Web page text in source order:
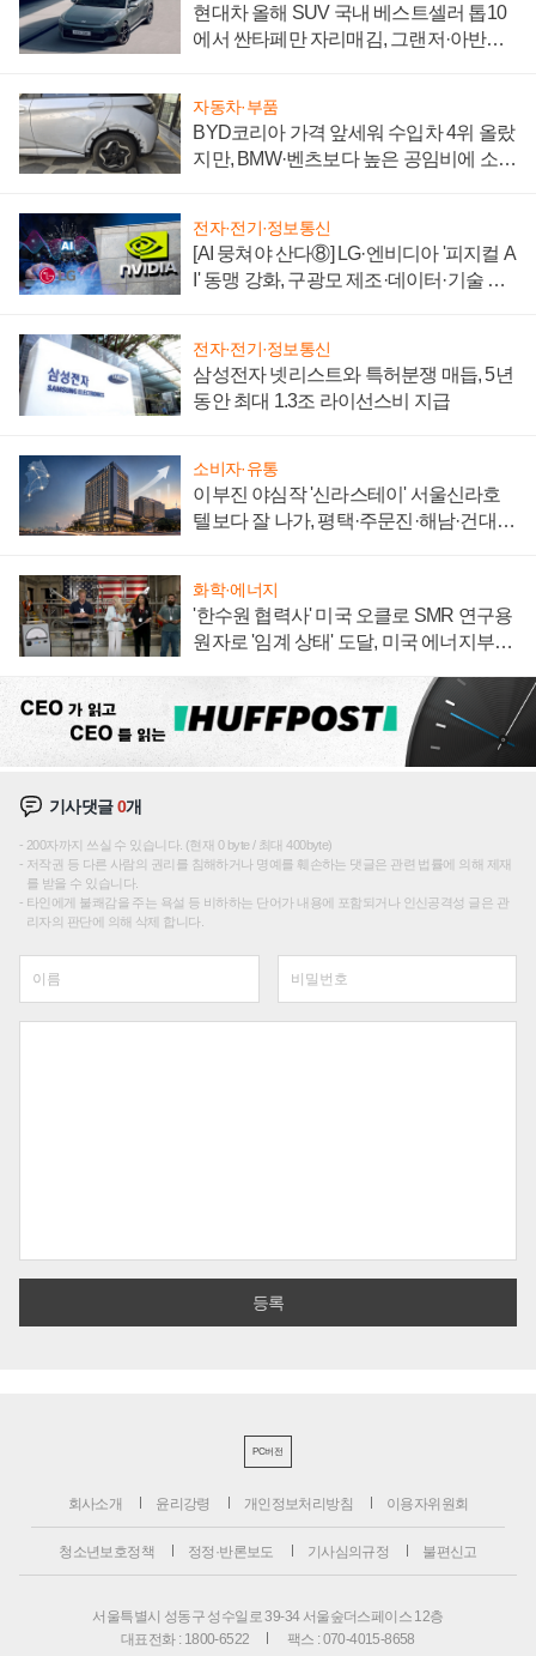
현대차 올해 SUV 국내 베스트셀러 톱10
에서 싼타페만 자리매김, 그랜저·아반떼
자동차·부품
BYD코리아 가격 앞세워 수입차 4위 올랐
지만, BMW·벤츠보다 높은 공임비에 소비
전자·전기·정보통신
[AI 뭉쳐야 산다⑧] LG·엔비디아 '피지컬 A
I' 동맹 강화, 구광모 제조·데이터·기술 결
전자·전기·정보통신
삼성전자 넷리스트와 특허분쟁 매듭, 5년
동안 최대 1.3조 라이선스비 지급
소비자·유통
이부진 야심작 '신라스테이' 서울신라호
텔보다 잘 나가, 평택·주문진·해남·건대로
화학·에너지
'한수원 협력사' 미국 오클로 SMR 연구용
원자로 '임계 상태' 도달, 미국 에너지부
기사댓글0개
200자까지 쓰실 수 있습니다. (현재 0 byte / 최대 400byte)
저작권 등 다른 사람의 권리를 침해하거나 명예를 훼손하는 댓글은 관련 법률에 의해 제재
를 받을 수 있습니다.
타인에게 불쾌감을 주는 욕설 등 비하하는 단어가 내용에 포함되거나 인신공격성 글은 관
리자의 판단에 의해 삭제 합니다.
PC버전
회사소개 윤리강령 개인정보처리방침 이용자위원회
청소년보호정책 정정·반론보도 기사심의규정 불편신고
서울특별시 성동구 성수일로 39-34 서울숲더스페이스 12층
대표전화 : 1800-6522
팩스 : 070-4015-8658